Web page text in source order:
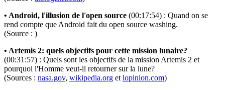
• Android, l'illusion de l'open source (00:17:54) : Quand on se
rend compte que Android fait du open source washing.
(Source : )
• Artemis 2: quels objectifs pour cette mission lunaire?
(00:31:57) : Quels sont les objectifs de la mission Artemis 2 et
pourquoi l'Homme veut-il retourner sur la lune?
(Sources : nasa.gov, wikipedia.org et lopinion.com)